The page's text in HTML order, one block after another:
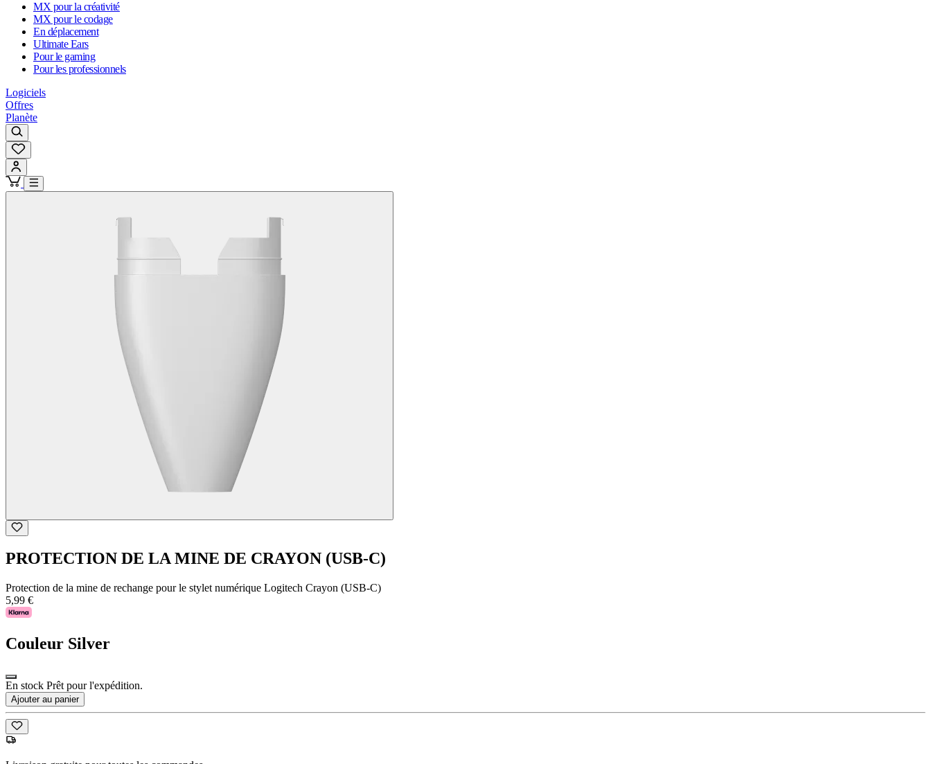
MX pour la créativité
MX pour le codage
En déplacement
Ultimate Ears
Pour le gaming
Pour les professionnels
Logiciels
Offres
Planète
PROTECTION DE LA MINE DE CRAYON (USB-C)
Protection de la mine de rechange pour le stylet numérique Logitech Crayon (USB-C)
5,99 €
Couleur Silver
En stock Prêt pour l'expédition.
Ajouter au panier